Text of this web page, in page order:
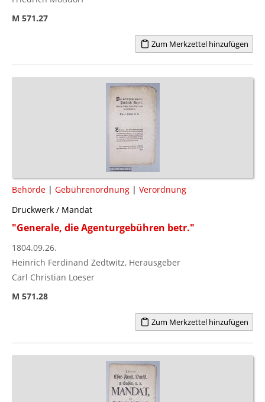
M 571.27
Zum Merkzettel hinzufügen
Behörde | Gebührenordnung | Verordnung
Druckwerk / Mandat
"Generale, die Agenturgebühren betr."
1804.09.26.
Heinrich Ferdinand Zedtwitz, Herausgeber
Carl Christian Loeser
M 571.28
Zum Merkzettel hinzufügen